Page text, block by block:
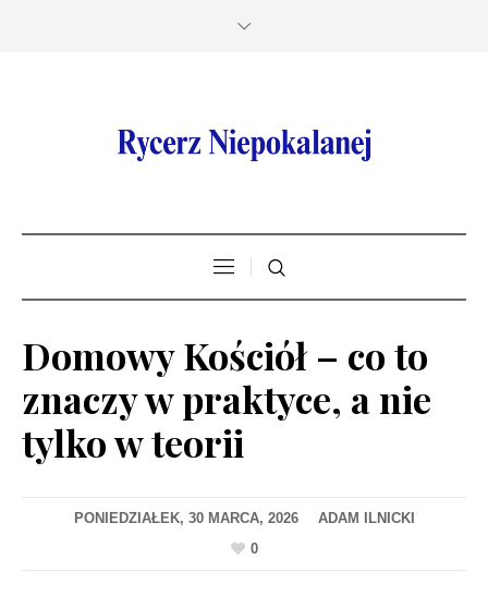
Domowy Kościół – co to
znaczy w praktyce, a nie
tylko w teorii
PONIEDZIAŁEK, 30 MARCA, 2026
0